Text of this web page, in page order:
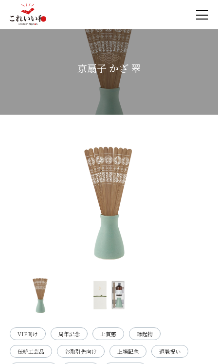
京扇子 かざ 翠
VIP向け 周年記念 上質感 縁起物
伝統工芸品 お取引先向け 上場記念 退職祝い